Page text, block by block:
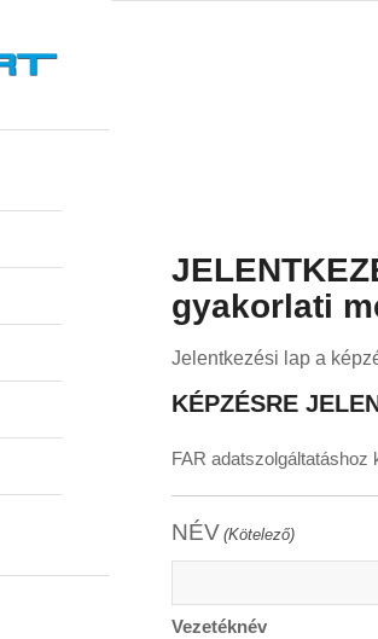
gyakorlati
Jelentkezési lap a
KÉPZÉSRE
FAR adatszolgáltatáshoz
NÉV (Kötelező)
Vezetéknév